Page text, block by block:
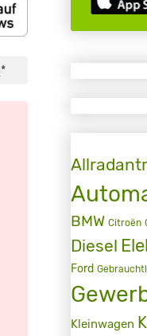
*
BMW Citroën
Diesel
Ford
Kleinwagen